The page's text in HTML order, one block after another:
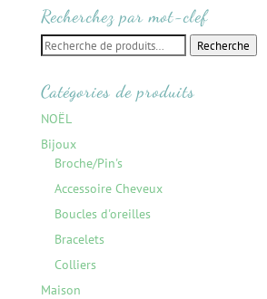
Recherchez par mot-clef
Recherche
pour :
Recherche
Catégories de produits
NOËL
Bijoux
Broche/Pin's
Accessoire Cheveux
Boucles d'oreilles
Bracelets
Colliers
Maison